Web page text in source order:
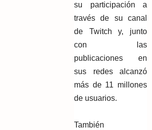
su participación a
través de su canal
de Twitch y, junto
con las
publicaciones en
sus redes alcanzó
más de 11 millones
de usuarios.
También